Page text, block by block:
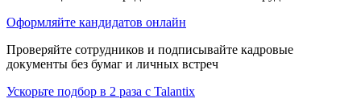
Оформляйте кандидатов онлайн
Проверяйте сотрудников и подписывайте кадровые
документы без бумаг и личных встреч
Ускорьте подбор в 2 раза с Talantix